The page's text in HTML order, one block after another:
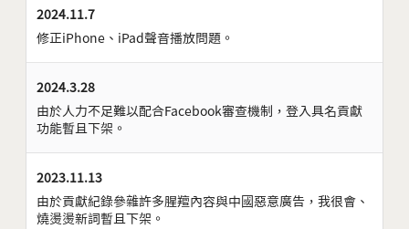
2024.11.7
修正iPhone、iPad聲音播放問題。
2024.3.28
由於人力不足難以配合Facebook審查機制，登入具名貢獻
功能暫且下架。
2023.11.13
由於貢獻紀錄參雜許多腥羶內容與中國惡意廣告，我很會、
燒燙燙新詞暫且下架。